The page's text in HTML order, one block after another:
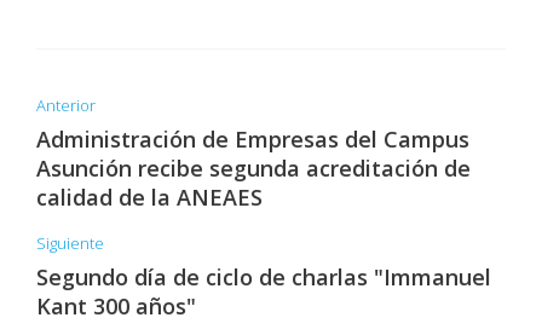
Anterior
Administración de Empresas del Campus
Asunción recibe segunda acreditación de
calidad de la ANEAES
Siguiente
Segundo día de ciclo de charlas "Immanuel
Kant 300 años"